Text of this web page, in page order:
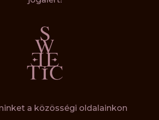
a közösségi oldalainkon